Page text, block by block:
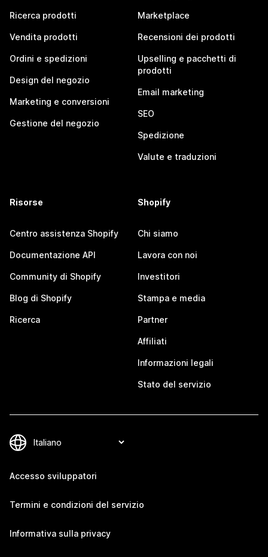
Ricerca prodotti
Vendita prodotti
Ordini e spedizioni
Design del negozio
Marketing e conversioni
Gestione del negozio
Marketplace
Recensioni dei prodotti
Upselling e pacchetti di
prodotti
Email marketing
SEO
Spedizione
Valute e traduzioni
Risorse
Centro assistenza Shopify
Documentazione API
Community di Shopify
Blog di Shopify
Ricerca
Shopify
Chi siamo
Lavora con noi
Investitori
Stampa e media
Partner
Affiliati
Informazioni legali
Stato del servizio
Accesso sviluppatori
Termini e condizioni del servizio
Informativa sulla privacy